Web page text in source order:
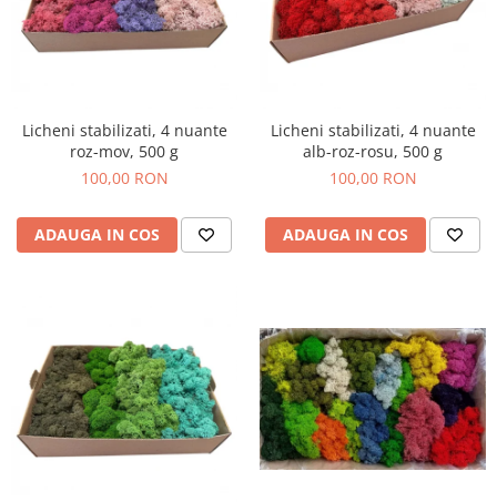
Licheni stabilizati, 4 nuante
roz-mov, 500 g
100,00 RON
ADAUGA IN COS
Licheni stabilizati, 4 nuante
alb-roz-rosu, 500 g
100,00 RON
ADAUGA IN COS